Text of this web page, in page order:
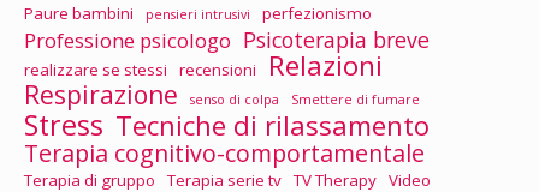
Paure bambini pensieri intrusivi perfezionismo
Professione psicologo Psicoterapia breve
realizzare se stessi recensioni Relazioni
Respirazione senso di colpa Smettere di fumare
Stress Tecniche di rilassamento
Terapia cognitivo-comportamentale
Terapia di gruppo Terapia serie tv TV Therapy Video